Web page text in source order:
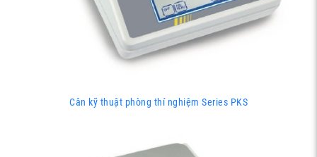
Cân kỹ thuật phòng thí nghiệm Series PKS